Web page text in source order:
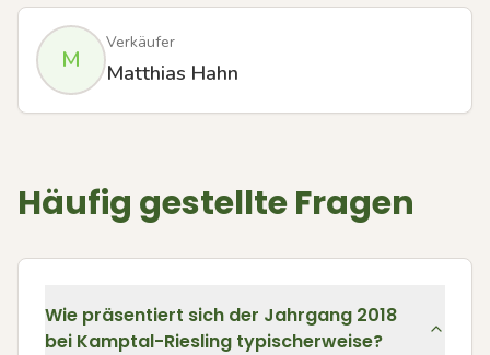
M
Verkäufer
Matthias Hahn
Häufig gestellte Fragen
Wie präsentiert sich der Jahrgang 2018
bei Kamptal-Riesling typischerweise?